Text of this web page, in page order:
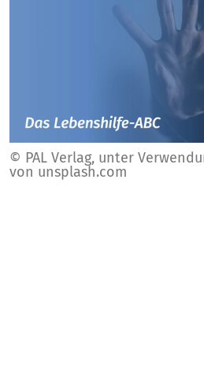
© PAL Verlag, unter
von unsplash.com